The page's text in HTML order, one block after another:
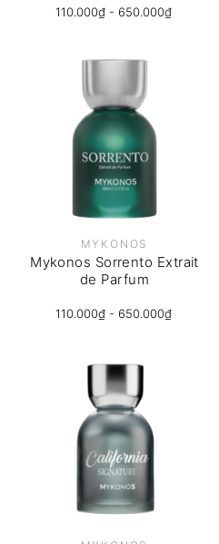
110.000₫ - 650.000₫
MYKONOS
Mykonos Sorrento Extrait
de Parfum
110.000₫ - 650.000₫